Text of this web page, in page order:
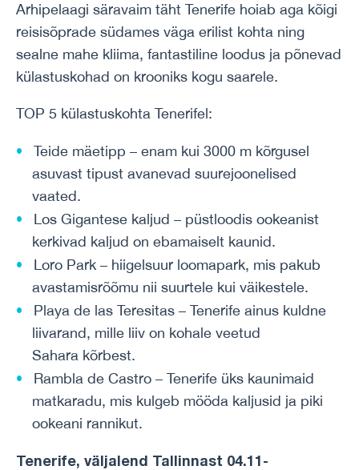
Arhipelaagi säravaim täht Tenerife hoiab aga kõigi
reisisõprade südames väga erilist kohta ning
sealne mahe kliima, fantastiline loodus ja põnevad
külastuskohad on krooniks kogu saarele.
TOP 5 külastuskohta Tenerifel:
Teide mäetipp – enam kui 3000 m kõrgusel
asuvast tipust avanevad suurejoonelised
vaated.
Los Gigantese kaljud – püstloodis ookeanist
kerkivad kaljud on ebamaiselt kaunid.
Loro Park – hiigelsuur loomapark, mis pakub
avastamisrõõmu nii suurtele kui väikestele.
Playa de las Teresitas – Tenerife ainus kuldne
liivarand, mille liiv on kohale veetud
Sahara kõrbest.
Rambla de Castro – Tenerife üks kaunimaid
matkaradu, mis kulgeb mööda kaljusid ja piki
ookeani rannikut.
Tenerife, väljalend Tallinnast 04.11-